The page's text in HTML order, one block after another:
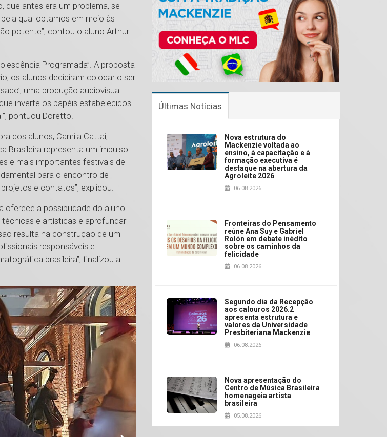
que antes era um problema, se
qual optamos em meio às
potente”, contou o aluno Arthur
Programada”. A proposta
os alunos decidiram colocar o ser
uma produção audiovisual
inverte os papéis estabelecidos
pontuou Doretto.
dos alunos, Camila Cattai,
Brasileira representa um impulso
e mais importantes festivais de
para o encontro de
e contatos”, explicou.
oferece a possibilidade do aluno
técnicas e artísticas e aprofundar
resulta na construção de um
responsáveis e
brasileira”, finalizou a
Últimas Notícias
Nova estrutura do
Mackenzie voltada ao
ensino, à capacitação e à
formação executiva é
destaque na abertura da
Agroleite 2026
06.08.2026
Fronteiras do Pensamento
reúne Ana Suy e Gabriel
Rolón em debate inédito
sobre os caminhos da
felicidade
06.08.2026
Segundo dia da Recepção
aos calouros 2026.2
apresenta estrutura e
valores da Universidade
Presbiteriana Mackenzie
06.08.2026
Nova apresentação do
Centro de Música Brasileira
homenageia artista
brasileira
05.08.2026